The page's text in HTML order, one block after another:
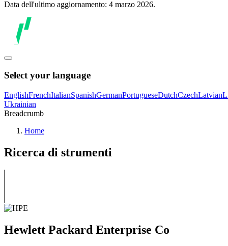
Data dell'ultimo aggiornamento: 4 marzo 2026.
Select your language
EnglishFrenchItalianSpanishGermanPortugueseDutchCzechLatvian
Ukrainian
Breadcrumb
Home
Ricerca di strumenti
Hewlett Packard Enterprise Co